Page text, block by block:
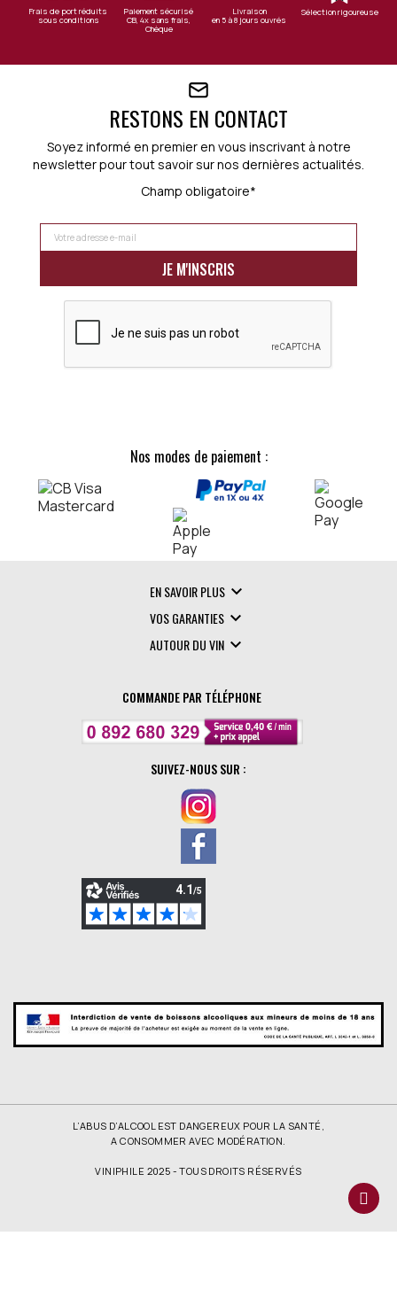
Frais de port réduits
sous conditions
Paiement sécurisé
CB, 4x sans frais,
Chèque
Livraison
en 5 à 8 jours ouvrés
Sélection rigoureuse
RESTONS EN CONTACT
Soyez informé en premier en vous inscrivant à notre
newsletter pour tout savoir sur nos dernières actualités.
Champ obligatoire*
Nos modes de paiement :
EN SAVOIR PLUS 
VOS GARANTIES 
AUTOUR DU VIN 
COMMANDE PAR TÉLÉPHONE
SUIVEZ-NOUS SUR :
L’ABUS D’ALCOOL EST DANGEREUX POUR LA SANTÉ,
A CONSOMMER AVEC MODÉRATION.
VINIPHILE 2025 - TOUS DROITS RÉSERVÉS